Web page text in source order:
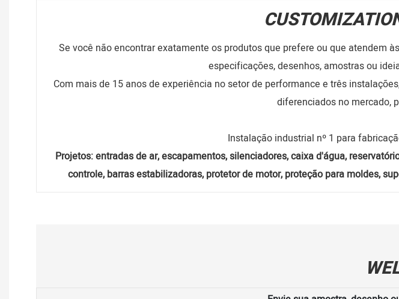
Se você não encontrar exatamente os produtos que prefere ou que atendem
especificações, desenhos, amostras ou
Com mais de 15 anos de experiência no setor de performance e três
diferenciados no mercado,
Instalação industrial nº 1 para
Projetos: entradas de ar, escapamentos, silenciadores, caixa d'água,
controle, barras estabilizadoras, protetor de motor, proteção para moldes,